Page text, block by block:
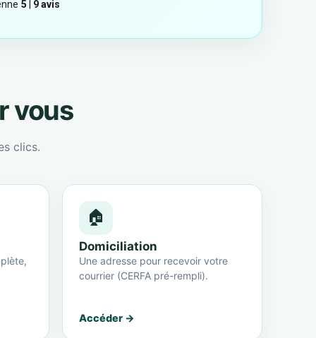
vous
clics.
🏠
Domiciliation
Une adresse pour recevoir votre
courrier (CERFA pré-rempli).
Accéder →